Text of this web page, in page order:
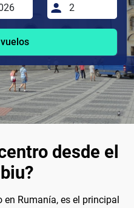
desde el
Rumanía, es el principal